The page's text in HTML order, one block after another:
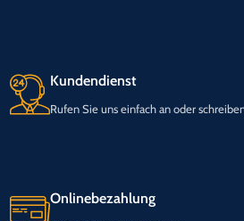
Kundendienst
Rufen Sie uns einfach an oder
Onlinebezahlung